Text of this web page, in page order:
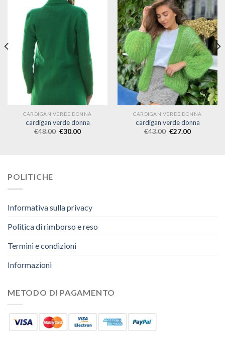
CARDIGAN VERDE DONNA
cardigan verde donna
€48.00 €30.00
CARDIGAN VERDE DONNA
cardigan verde donna
€43.00 €27.00
POLITICHE
Informativa sulla privacy
Politica di rimborso e reso
Termini e condizioni
Informazioni
METODO DI PAGAMENTO